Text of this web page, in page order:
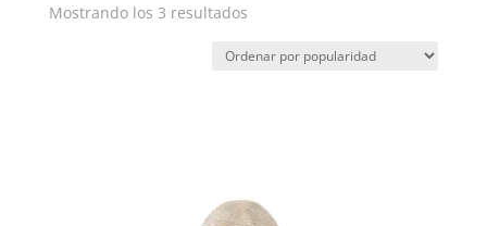
Mostrando los 3 resultadosOrdenado
popularidad